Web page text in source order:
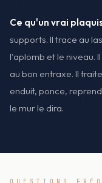
Ce qu'un vrai
supports. Il trace au
l'aplomb et le niveau.
au bon entraxe. Il
enduit, ponce,
le mur le dira.